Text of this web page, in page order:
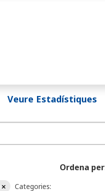
Veure Estadístiques
Ordena per
Categories: